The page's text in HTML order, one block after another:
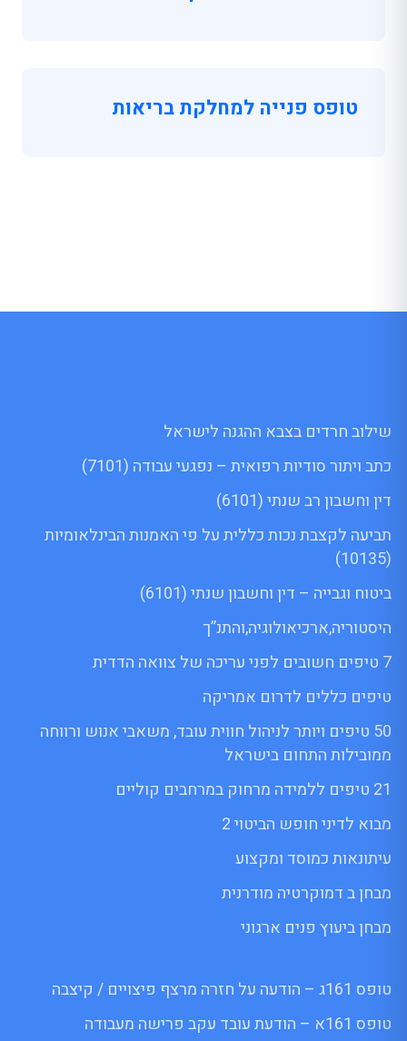
טופס פנייה למחלקת בריאות
שילוב חרדים בצבא ההגנה לישראל
כתב ויתור סודיות רפואית – נפגעי עבודה (7101)
דין וחשבון רב שנתי (6101)
תביעה לקצבת נכות כללית על פי האמנות הבינלאומיות
(10135)
ביטוח וגבייה – דין וחשבון שנתי (6101)
היסטוריה,ארכיאולוגיה,והתנ”ך
7 טיפים חשובים לפני עריכה של צוואה הדדית
טיפים כללים לדרום אמריקה
50 טיפים ויותר לניהול חווית עובד, משאבי אנוש ורווחה
ממובילות התחום בישראל
21 טיפים ללמידה מרחוק במרחבים קוליים
מבוא לדיני חופש הביטוי 2
עיתונאות כמוסד ומקצוע
מבחן ב דמוקרטיה מודרנית
מבחן ביעוץ פנים ארגוני
טופס 161ג – הודעה על חזרה מרצף פיצויים / קיצבה
טופס 161א – הודעת עובד עקב פרישה מעבודה